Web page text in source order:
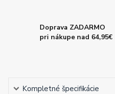
Doprava ZADARMO
pri nákupe nad 64,95€
Kompletné špecifikácie